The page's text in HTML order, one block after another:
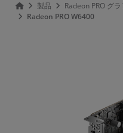
製品 Radeon PRO グ
Radeon PRO W6400